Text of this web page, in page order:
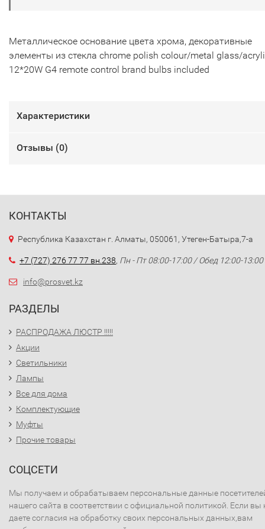
Металлическое основание цвета хрома, декоративные
элементы из стекла chrome polish colour/metal glass/
12*20W G4 remote control brand bulbs included
Характеристики
Отзывы (0)
КОНТАКТЫ
Республика Казахстан г. Алматы, 050061, Утеген-Батыра,7-а
+7 (727) 276 77 77 вн.238, Пн - Пт 08:00-17:00 / Обед 12:00-13:00
info@prosvet.kz
РАЗДЕЛЫ
РАСПРОДАЖА ЛЮСТР !!!!!
Акции
Светильники
Лампы
Все для дома
Комплектующие
Муфты
Прочие товары
СОЦСЕТИ
Мы получаем и обрабатываем персональные данные
нашего сайта в соответствии с официальной политикой. Если вы
даете согласия на обработку своих персональных данных,вам